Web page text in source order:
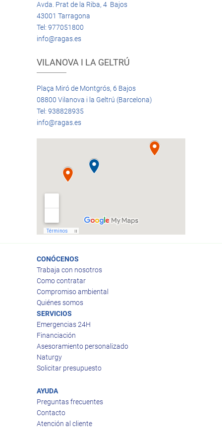
Avda. Prat de la Riba, 4 Bajos
43001 Tarragona
Tel: 977051800
info@ragas.es
VILANOVA I LA GELTRÚ
Plaça Miró de Montgrós, 6 Bajos
08800 Vilanova i la Geltrú (Barcelona)
Tel: 938828935
info@ragas.es
CONÓCENOS
Trabaja con nosotros
Como contratar
Compromiso ambiental
Quiénes somos
SERVICIOS
Emergencias 24H
Financiación
Asesoramiento personalizado
Naturgy
Solicitar presupuesto
AYUDA
Preguntas frecuentes
Contacto
Atención al cliente